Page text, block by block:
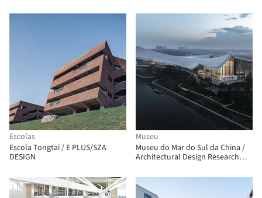
Escolas
Escola Tongtai / E PLUS/SZA
DESIGN
Museu
Museu do Mar do Sul da China /
Architectural Design Research